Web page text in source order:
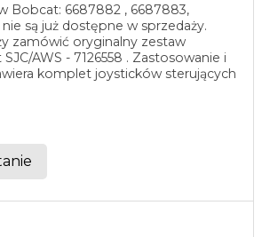
Bobcat: 6687882 , 6687883,
są już dostępne w sprzedaży.
zamówić oryginalny zestaw
AWS - 7126558 . Zastosowanie i
komplet joysticków sterujących